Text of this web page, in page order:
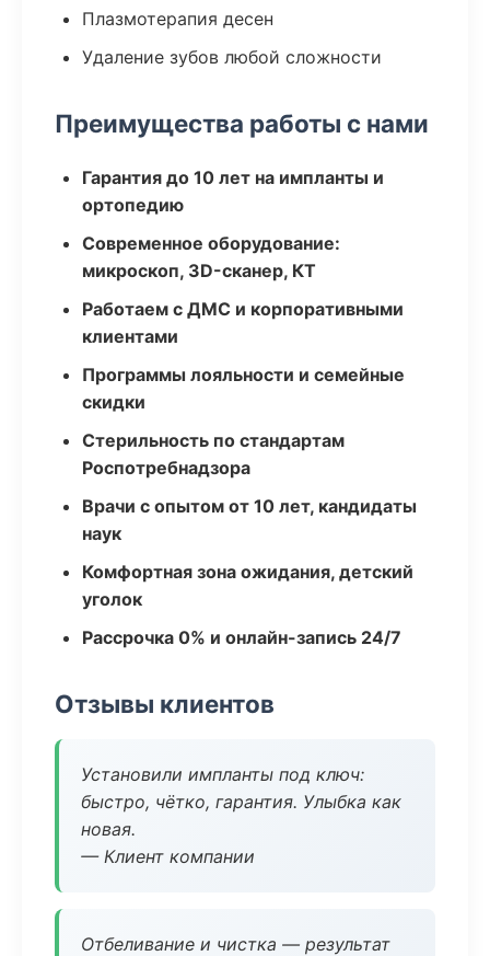
Плазмотерапия десен
Удаление зубов любой сложности
Преимущества работы с нами
Гарантия до 10 лет на импланты и
ортопедию
Современное оборудование:
микроскоп, 3D-сканер, КТ
Работаем с ДМС и корпоративными
клиентами
Программы лояльности и семейные
скидки
Стерильность по стандартам
Роспотребнадзора
Врачи с опытом от 10 лет, кандидаты
наук
Комфортная зона ожидания, детский
уголок
Рассрочка 0% и онлайн-запись 24/7
Отзывы клиентов
Установили импланты под ключ:
быстро, чётко, гарантия. Улыбка как
новая.
— Клиент компании
Отбеливание и чистка — результат